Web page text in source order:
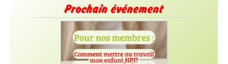
Prochain événement